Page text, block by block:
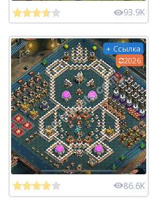
93.9K
+ Ссылка
2026
86.6K